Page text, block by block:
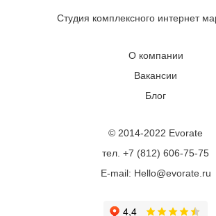
Студия комплексного интернет
О компании
Вакансии
Блог
© 2014-2022 Evorate
тел. +7 (812) 606-75-75
E-mail: Hello@evorate.ru